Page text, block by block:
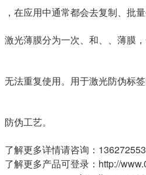
，在应用中通常都会去复制、批
激光薄膜分为一次、和、、薄膜
无法重复使用。用于激光防伪标
防伪工艺。
了解更多详情请咨询：
了解更多产品可登录：http://